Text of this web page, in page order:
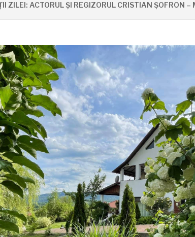
ACTORUL ȘI REGIZORUL CRISTIAN ȘOFRON –